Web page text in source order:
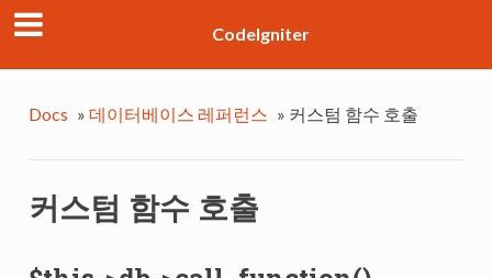
CodeIgniter
Docs » 데이터베이스 레퍼런스 » 커스텀 함수 호출
커스텀 함수 호출